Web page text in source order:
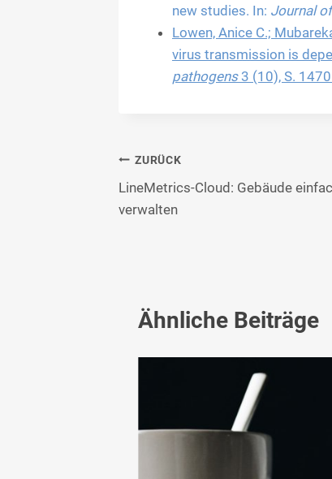
new studies. In: Journal
Lowen, Anice C.;
virus transmission is
pathogens 3 (10), S. 1470
Beitragsnavigation
ZURÜCK
LineMetrics-Cloud: Gebäude
verwalten
Ähnliche Beiträge